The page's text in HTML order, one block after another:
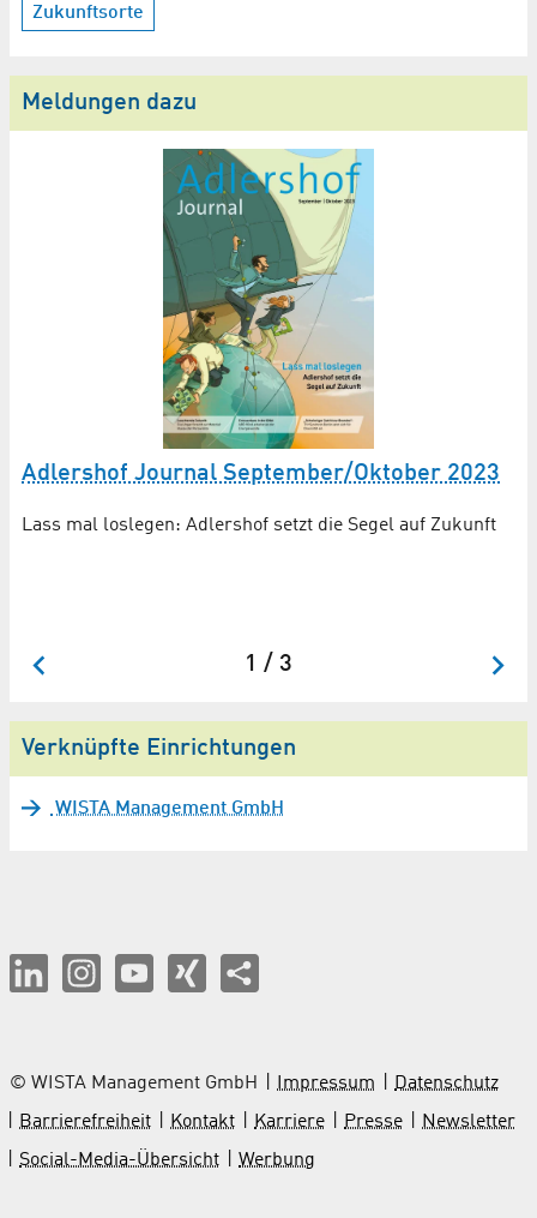
Zukunftsorte
Meldungen dazu
Adlershof Journal September/Oktober 2023
Lass mal loslegen: Adlershof setzt die Segel auf Zukunft
1 / 3
Verknüpfte Einrichtungen
WISTA Management GmbH
© WISTA Management GmbH Impressum
Datenschutz
Barrierefreiheit
Kontakt Karriere Presse
Newsletter
Social-Media-Übersicht
Werbung